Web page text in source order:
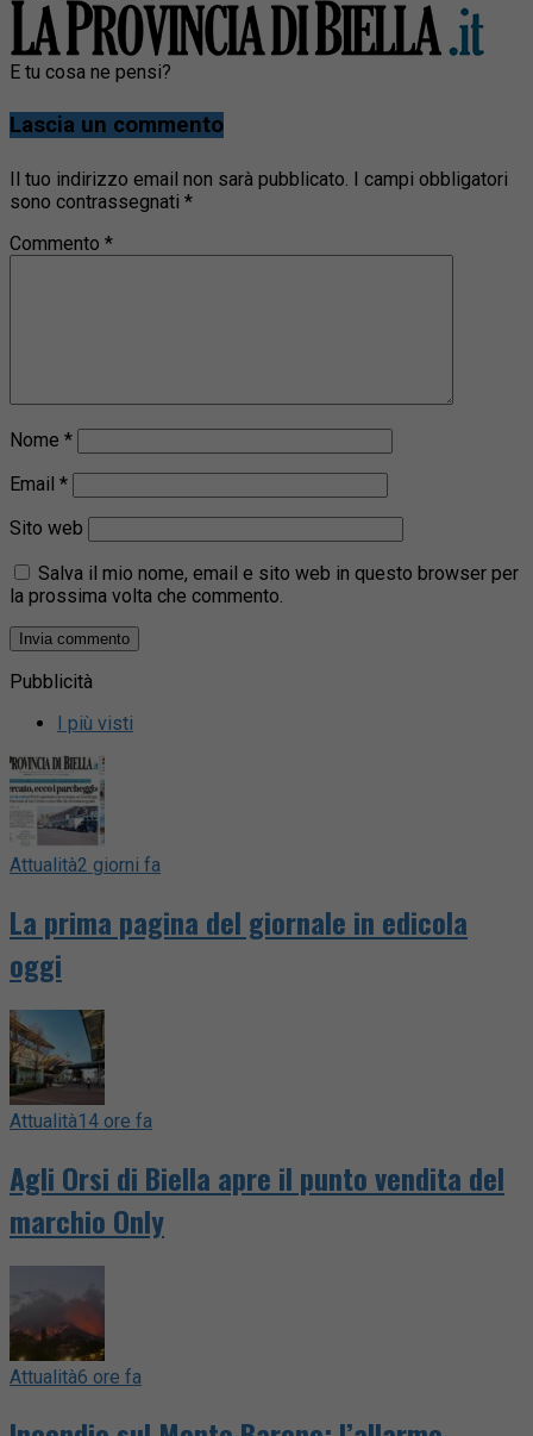
E tu cosa ne pensi?
Lascia un commento
Il tuo indirizzo email non sarà pubblicato.
I campi obbligatori
sono contrassegnati *
Commento *
Nome *
Email *
Sito web
Salva il mio nome, email e sito web in questo browser per
la prossima volta che commento.
Pubblicità
I più visti
Attualità2 giorni fa
La prima pagina del giornale in edicola
oggi
Attualità14 ore fa
Agli Orsi di Biella apre il punto vendita del
marchio Only
Attualità6 ore fa